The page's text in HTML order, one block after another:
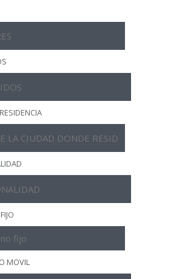
MOVIL